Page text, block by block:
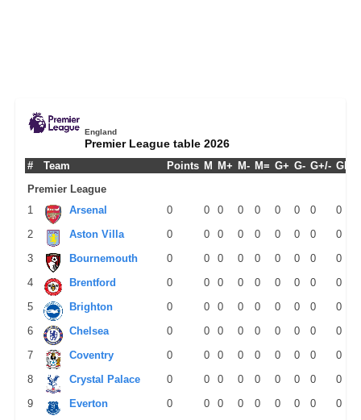
England
Premier League table 2026
# Team Points M M+ M- M= G+ G- G+/- GPM
Premier League
1
Arsenal 0 0 0 0 0 0 0 0
0
2
Aston Villa 0 0 0 0 0 0 0 0
0
3
Bournemouth 0 0 0 0 0 0 0 0
0
4
Brentford 0 0 0 0 0 0 0 0
0
5
Brighton 0 0 0 0 0 0 0 0
0
6
Chelsea 0 0 0 0 0 0 0 0
0
7
Coventry 0 0 0 0 0 0 0 0
0
8
Crystal Palace 0 0 0 0 0 0 0 0
0
9
Everton 0 0 0 0 0 0 0 0 0